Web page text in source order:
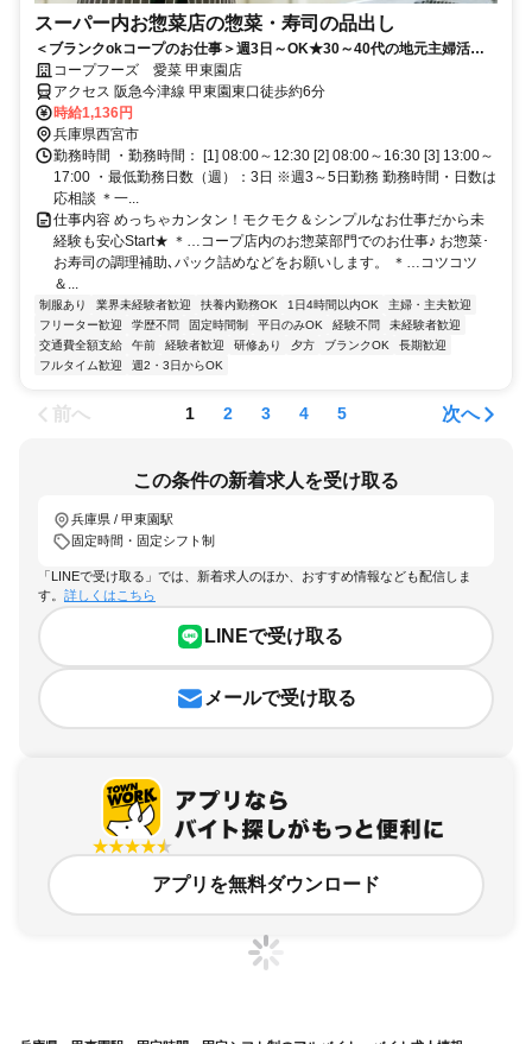
スーパー内お惣菜店の惣菜・寿司の品出し
＜ブランクokコープのお仕事＞週3日～OK★30～40代の地元主婦活躍
中！短時間＆単純作業で復帰に◎仕事後はお買い物も◎
コープフーズ 愛菜 甲東園店
アクセス 阪急今津線 甲東園東口徒歩約6分
時給1,136円
兵庫県西宮市
勤務時間 ・勤務時間： [1] 08:00～12:30 [2] 08:00～16:30 [3] 13:00～
17:00 ・最低勤務日数（週）：3日 ※週3～5日勤務 勤務時間・日数は
応相談 ＊一...
仕事内容 めっちゃカンタン！モクモク＆シンプルなお仕事だから未
経験も安心Start★ ＊…コープ店内のお惣菜部門でのお仕事♪ お惣菜･
お寿司の調理補助､パック詰めなどをお願いします。 ＊…コツコツ
＆...
制服あり 業界未経験者歓迎 扶養内勤務OK 1日4時間以内OK
主婦・主夫歓迎
フリーター歓迎
学歴不問 固定時間制 平日のみOK 経験不問
未経験者歓迎
交通費全額支給
午前 経験者歓迎 研修あり 夕方 ブランクOK
長期歓迎
フルタイム歓迎
週2・3日からOK
前へ 1 2 3 4 5 次へ
この条件の新着求人を受け取る
兵庫県 / 甲東園駅
固定時間・固定シフト制
「LINEで受け取る」では、新着求人のほか、おすすめ情報なども配信しま
す。 詳しくはこちら
LINEで受け取る
メールで受け取る
アプリを無料ダウンロード